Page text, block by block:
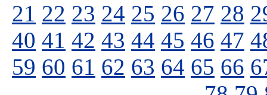
21 22 23 24 25 26 27 28
40 41 42 43 44 45 46 47
59 60 61 62 63 64 65 66